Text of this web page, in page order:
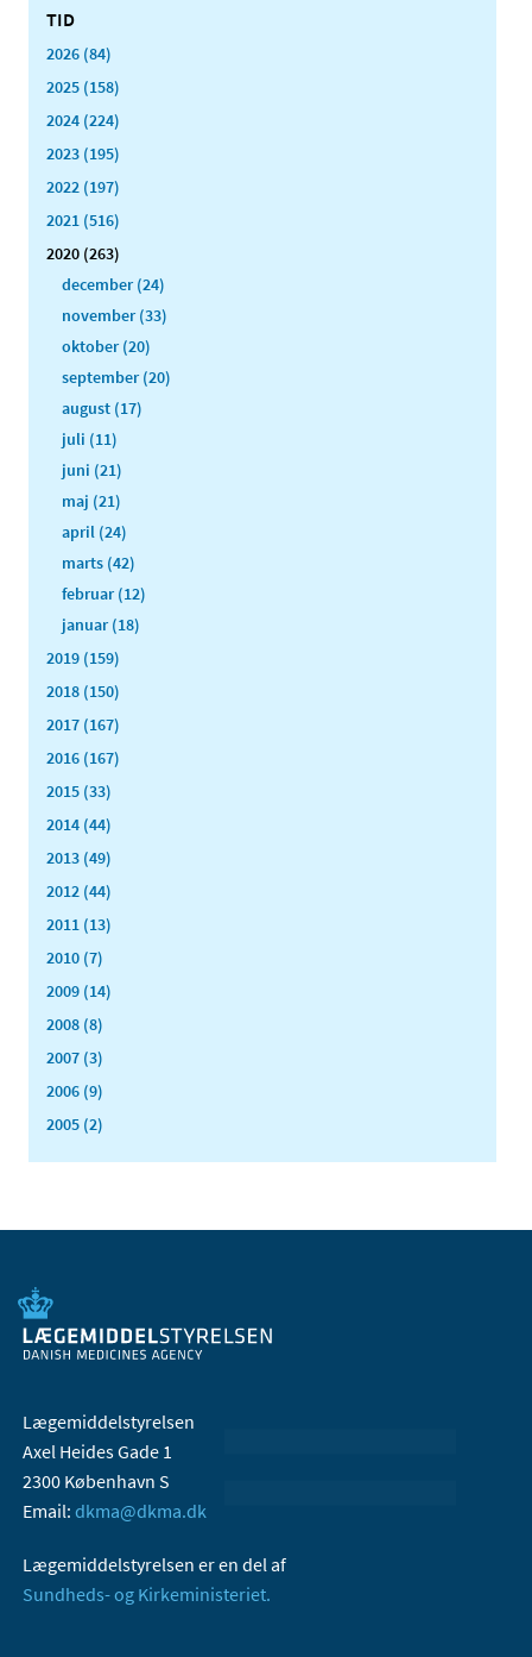
TID
2026 (84)
2025 (158)
2024 (224)
2023 (195)
2022 (197)
2021 (516)
2020 (263)
december (24)
november (33)
oktober (20)
september (20)
august (17)
juli (11)
juni (21)
maj (21)
april (24)
marts (42)
februar (12)
januar (18)
2019 (159)
2018 (150)
2017 (167)
2016 (167)
2015 (33)
2014 (44)
2013 (49)
2012 (44)
2011 (13)
2010 (7)
2009 (14)
2008 (8)
2007 (3)
2006 (9)
2005 (2)
Lægemiddelstyrelsen
Axel Heides Gade 1
2300 København S
Email: dkma@dkma.dk
Lægemiddelstyrelsen er en del af
Sundheds- og Kirkeministeriet.